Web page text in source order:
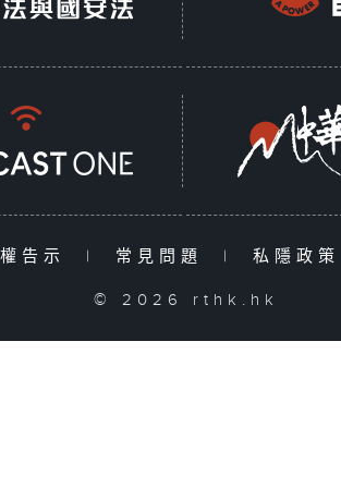
告示 | 常見問題 | 私隱政策
© 2026 rthk.hk